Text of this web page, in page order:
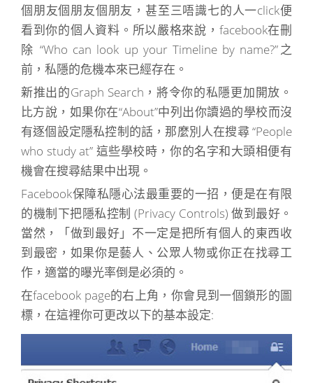
個朋友個朋友個朋友，甚至三唔識七的人一click便
看到你的個人資料。所以嚴格來說，facebook在刪
除 “Who can look up your Timeline by name?”之
前，私隱的危機本來已經存在。
新推出的Graph Search，將令你的私隱更加開放。
比方說，如果你在“About”中列出你讀過的學校而沒
有逐個設定隱私控制的話，那麼別人在搜尋 “People
who study at” 這些學校時，你的名字和大頭相便有
機會在搜尋結果中出現。
Facebook保障私隱心法最重要的一招，便是在有限
的機制下把隱私控制 (Privacy Controls) 做到最好。
當然，「做到最好」不一定是把所有個人的東西收
到最密，如果你是藝人、公眾人物或你正在找尋工
作，適當的曝光率倒是必須的。
在facebook page的右上角，你會見到一個鎖形的圖
標，在這裡你可更改以下的基本設定: